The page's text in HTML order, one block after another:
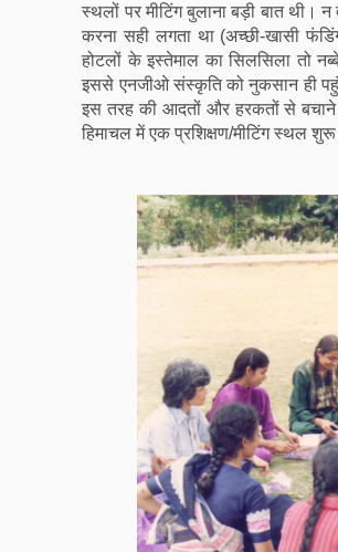
स्थलों पर मीटिंग बुलाना बड़ी बात थी।
करना सही लगता था (अच्छी-खासी
होटलों के इस्तेमाल का सिलसिला
इससे एनजीओ संस्कृति को नुकसान ही
इस तरह की आदतों और हरकतों से बचाने
हिमाचल में एक प्रशिक्षण/मीटिंग स्थल